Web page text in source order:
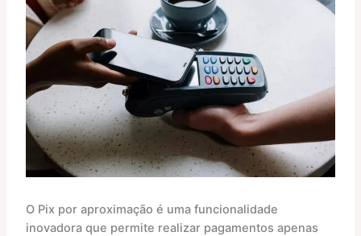
O Pix por aproximação é uma funcionalidade
inovadora que permite realizar pagamentos apenas